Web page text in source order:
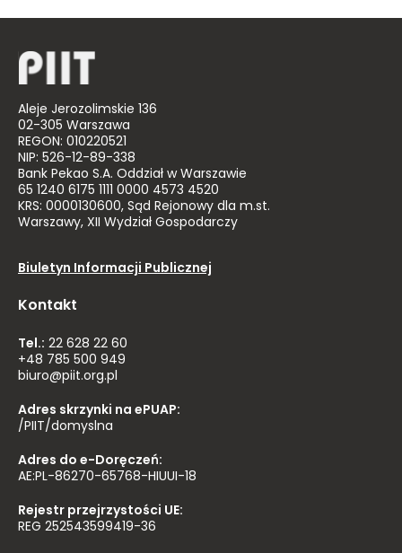
Aleje Jerozolimskie 136
02-305 Warszawa
REGON: 010220521
NIP: 526-12-89-338
Bank Pekao S.A. Oddział w Warszawie
65 1240 6175 1111 0000 4573 4520
KRS: 0000130600, Sąd Rejonowy dla m.st.
Warszawy, XII Wydział Gospodarczy
Biuletyn Informacji Publicznej
Kontakt
Tel.: 22 628 22 60
+48 785 500 949
biuro@piit.org.pl
Adres skrzynki na ePUAP:
/PIIT/domyslna
Adres do e-Doręczeń:
AE:PL-86270-65768-HIUUI-18
Rejestr przejrzystości UE:
REG 252543599419-36